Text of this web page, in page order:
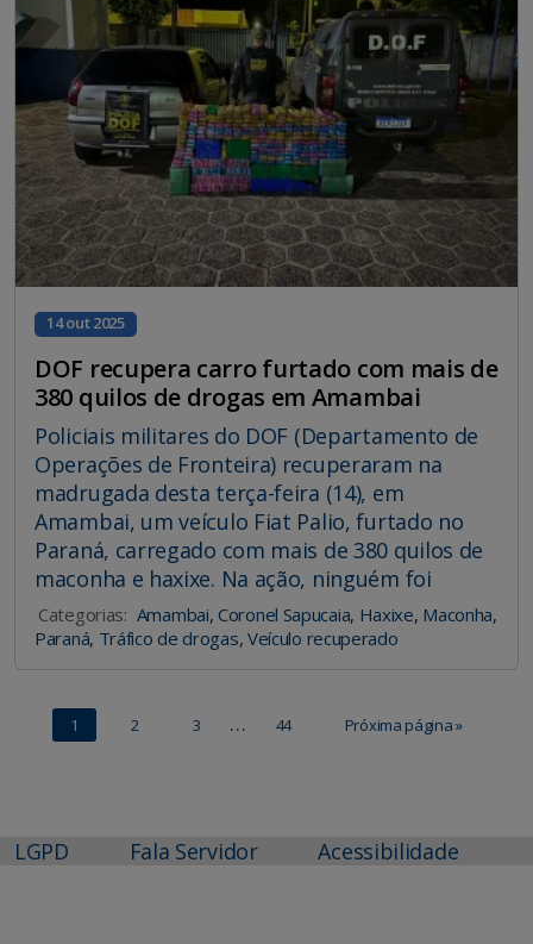
14 out 2025
DOF recupera carro furtado com mais de
380 quilos de drogas em Amambai
Policiais militares do DOF (Departamento de
Operações de Fronteira) recuperaram na
madrugada desta terça-feira (14), em
Amambai, um veículo Fiat Palio, furtado no
Paraná, carregado com mais de 380 quilos de
maconha e haxixe. Na ação, ninguém foi
Categorias: Amambai, Coronel Sapucaia, Haxixe, Maconha,
Paraná, Tráfico de drogas, Veículo recuperado
1 2 3 … 44 Próxima página »
LGPD Fala Servidor Acessibilidade